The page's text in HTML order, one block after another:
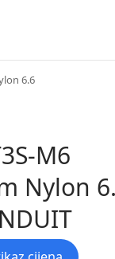
6.6
M6
Nylon